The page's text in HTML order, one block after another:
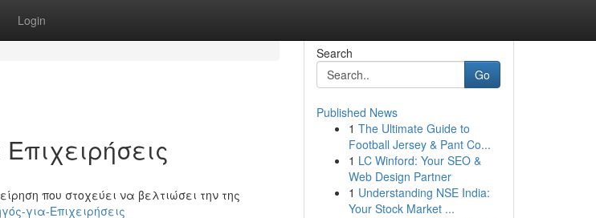
Login
που στοχεύει να βελτιώσει την της
για-Επιχειρήσεις
Search
Go
Published News
1 The Ultimate Guide to
Football Jersey & Pant Co...
1 LC Winford: Your SEO &
Web Design Partner
1 Understanding NSE India:
Your Stock Market ...